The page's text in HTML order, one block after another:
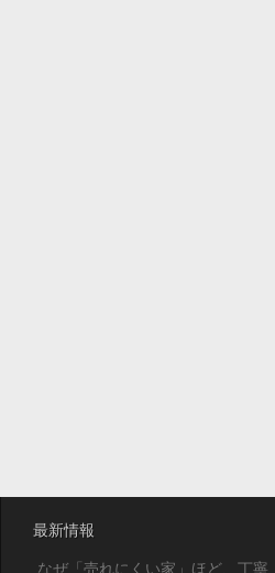
最新情報
なぜ「売れにくい家」ほど、丁寧